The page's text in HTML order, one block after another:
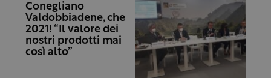
Conegliano
Valdobbiadene, che
2021! “Il valore dei
nostri prodotti mai
così alto”